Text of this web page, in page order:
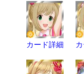
カード詳細